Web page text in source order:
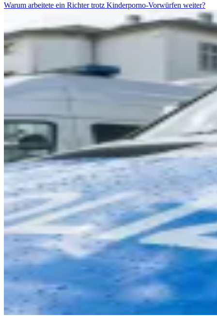
Warum arbeitete ein Richter trotz Kinderporno-Vorwürfen weiter?